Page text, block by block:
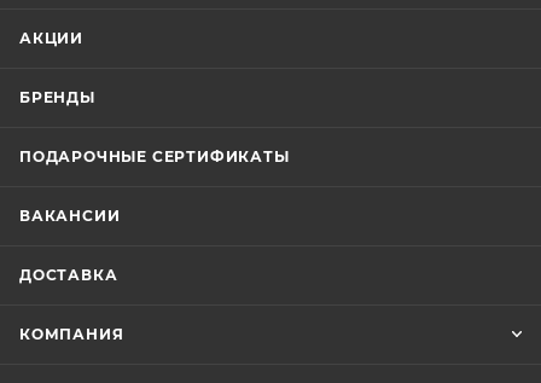
АКЦИИ
БРЕНДЫ
ПОДАРОЧНЫЕ СЕРТИФИКАТЫ
ВАКАНСИИ
ДОСТАВКА
КОМПАНИЯ